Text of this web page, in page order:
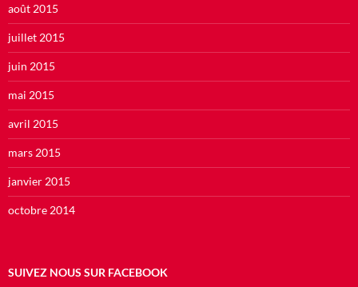
août 2015
juillet 2015
juin 2015
mai 2015
avril 2015
mars 2015
janvier 2015
octobre 2014
SUIVEZ NOUS SUR FACEBOOK